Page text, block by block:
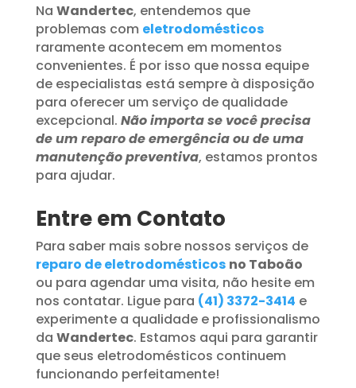
Na Wandertec, entendemos que
problemas com eletrodomésticos
raramente acontecem em momentos
convenientes. É por isso que nossa equipe
de especialistas está sempre à disposição
para oferecer um serviço de qualidade
excepcional. Não importa se você precisa
de um reparo de emergência ou de uma
manutenção preventiva, estamos prontos
para ajudar.
Entre em Contato
Para saber mais sobre nossos serviços de
reparo de eletrodomésticos no Taboão
ou para agendar uma visita, não hesite em
nos contatar. Ligue para (41) 3372-3414 e
experimente a qualidade e profissionalismo
da Wandertec. Estamos aqui para garantir
que seus eletrodomésticos continuem
funcionando perfeitamente!